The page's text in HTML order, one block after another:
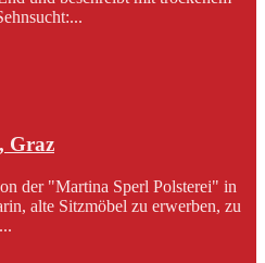
Graz
der "Martina Sperl Polsterei" in
alte Sitzmöbel zu erwerben, zu